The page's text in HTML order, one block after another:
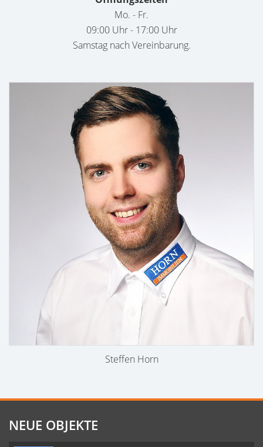
Mo. - Fr.
09:00 Uhr - 17:00 Uhr
Samstag nach Vereinbarung.
Steffen Horn
NEUE OBJEKTE